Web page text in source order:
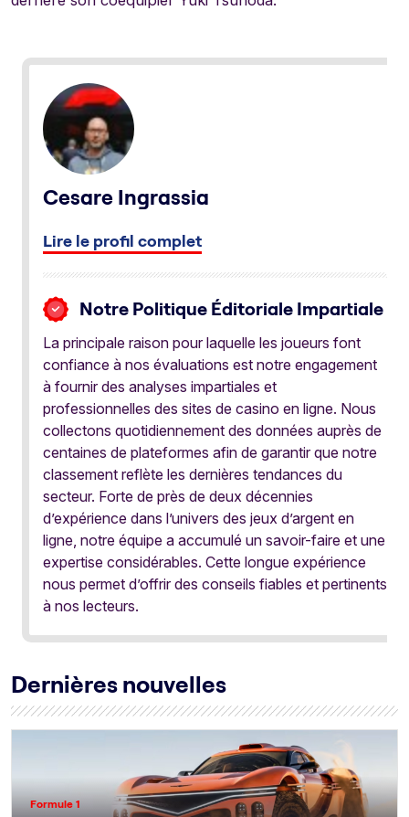
Cesare Ingrassia
Lire le profil complet
Notre Politique Éditoriale Impartiale
La principale raison pour laquelle les joueurs font
confiance à nos évaluations est notre engagement
à fournir des analyses impartiales et
professionnelles des sites de casino en ligne. Nous
collectons quotidiennement des données auprès de
centaines de plateformes afin de garantir que notre
classement reflète les dernières tendances du
secteur. Forte de près de deux décennies
d’expérience dans l’univers des jeux d’argent en
ligne, notre équipe a accumulé un savoir-faire et une
expertise considérables. Cette longue expérience
nous permet d’offrir des conseils fiables et pertinents
à nos lecteurs.
Dernières nouvelles
Formule 1